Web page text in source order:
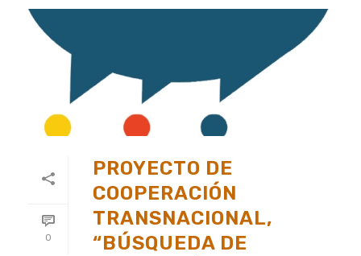
0
PROYECTO DE
COOPERACIÓN
TRANSNACIONAL,
“BÚSQUEDA DE